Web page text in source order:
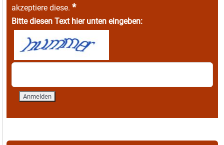
akzeptiere diese. *
Bitte diesen Text hier unten eingeben: